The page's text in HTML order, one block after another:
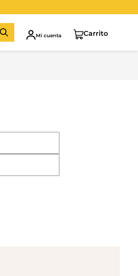
Mi cuenta